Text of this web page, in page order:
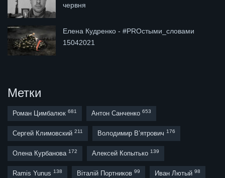
червня
Елена Кудренко - #PROстыми_словами
15042021
Метки
Роман Цимбалюк 681 Антон Санченко 653
Сергей Климовский 211 Володимир В’ятрович 176
Олена Курбанова 172 Алексей Копытько 139
Ramis Yunus 138 Віталій Портников 99 Иван Лютый 98